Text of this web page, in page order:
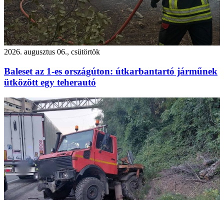
2026. augusztus 06., csütörtök
Baleset az 1-es országúton: útkarbantartó járműnek
ütközött egy teherautó